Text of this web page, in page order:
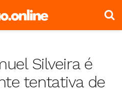
Silveira é
tentativa de